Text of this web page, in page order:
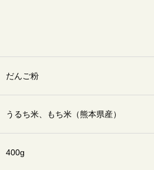
だんご粉
うるち米、もち米（熊本県産）
400g